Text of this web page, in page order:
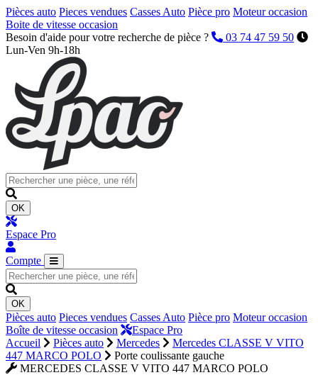
Pièces auto Pieces vendues Casses Auto Pièce pro Moteur occasion
Boite de vitesse occasion
Besoin d'aide pour votre recherche de pièce ?
03 74 47 59 50
Lun-Ven 9h-18h
OK
Espace Pro
Compte
OK
Pièces auto Pieces vendues Casses Auto Pièce pro Moteur occasion
Boîte de vitesse occasion
Espace Pro
Accueil
Pièces auto Mercedes
Mercedes CLASSE V VITO
447 MARCO POLO
Porte coulissante gauche
MERCEDES CLASSE V VITO 447 MARCO POLO